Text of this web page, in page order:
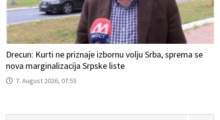
Drecun: Kurti ne priznaje izbornu volju Srba, sprema se
nova marginalizacija Srpske liste
7. August 2026, 07:55